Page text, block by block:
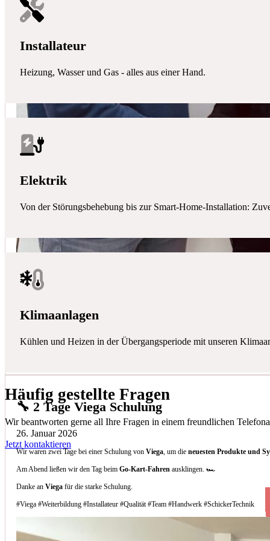
🔧 2 Tage Viega Schulung
26. Januar 2026
Wir waren zwei Tage bei einer Schulung vonViega, um dieneuesten Produkte und
Am Abend ließen wir den Tag beimGo-Kart-Fahren ausklingen. 🏎️
Danke anViega für die starke Schulung.
#Viega #Weiterbildung #Installateur #Qualität #Team #Handwerk #SchickerTechnik
Installateur
Heizung, Wasser und Gas - alles aus einer Hand.
Elektrik
Von der Störungsbehebung bis zur Smart-Home-Installation:
Klimaanlagen
Kühlen und Heizen in der Übergangsperiode mit unseren
Häufig gestellte Fragen
Wir beantworten gerne all Ihre Fragen in einem freundlichen
Jetzt kontaktieren
Welche Arten von Klimaanlagen installieren